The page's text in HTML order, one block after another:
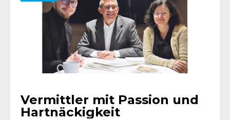
Vermittler mit Passion und
Hartnäckigkeit